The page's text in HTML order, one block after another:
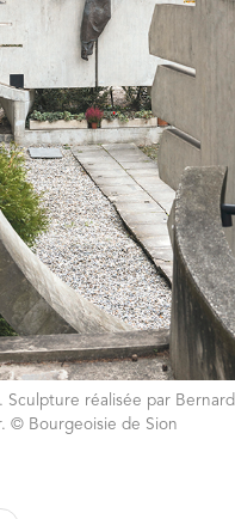
Sculpture réalisée par Bernard
© Bourgeoisie de Sion